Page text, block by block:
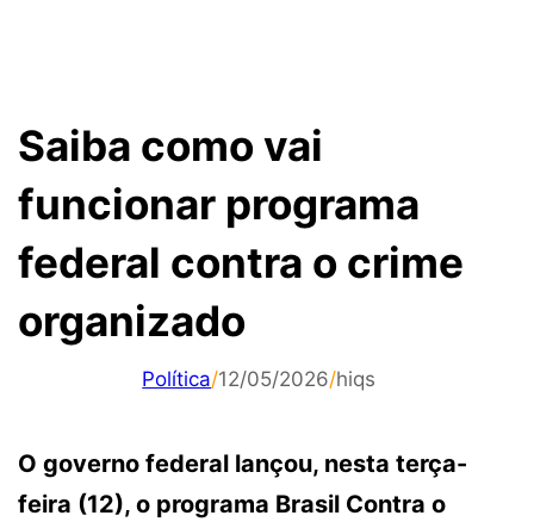
Saiba como vai
funcionar programa
federal contra o crime
organizado
Política/12/05/2026/hiqs
O governo federal lançou, nesta terça-
feira (12), o programa Brasil Contra o